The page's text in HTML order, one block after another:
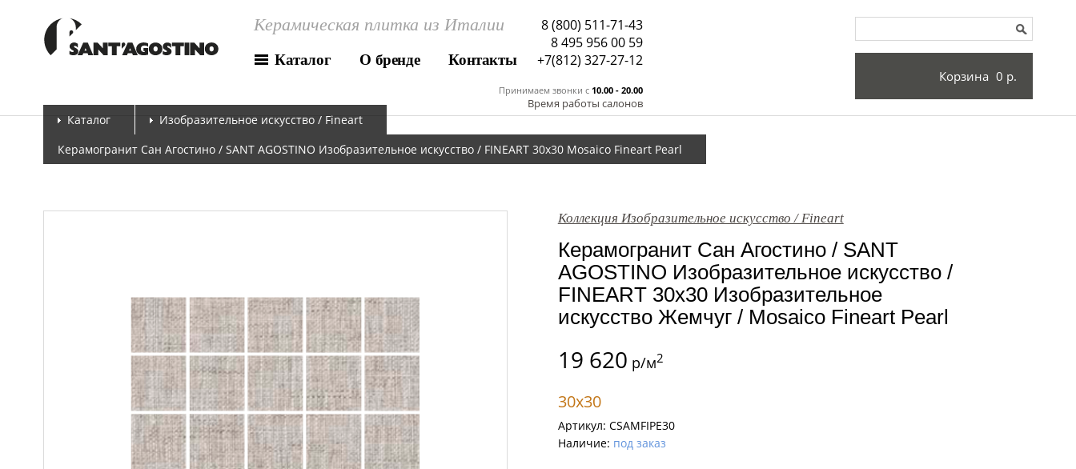
Керамическая плитка из Италии
Каталог О бренде Контакты
8 (800) 511-71-43
8 495 956 00 59
Принимаем звонки c 10.00 - 20.00
Время работы салонов
+7(812) 327-27-12
Корзина 0 р.
Каталог
Изобразительное искусство / Fineart
Керамогранит Сан Агостино / SANT AGOSTINO Изобразительное искусство / FINEART 30x30 Mosaico Fineart Pearl
Коллекция Изобразительное искусство / Fineart
Керамогранит Сан Агостино / SANT
AGOSTINO Изобразительное искусство /
FINEART 30x30 Изобразительное
искусство Жемчуг / Mosaico Fineart Pearl
19 620 р/м2
30x30
Артикул: CSAMFIPE30
Наличие: под заказ